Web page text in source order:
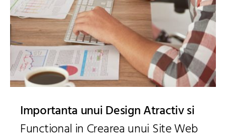
Importanta unui Design Atractiv si
Functional in Crearea unui Site Web